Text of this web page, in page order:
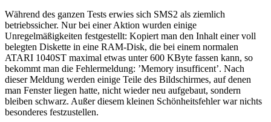
Während des ganzen Tests erwies sich SMS2 als ziemlich
betriebssicher. Nur bei einer Aktion wurden einige
Unregelmäßigkeiten festgestellt: Kopiert man den Inhalt einer voll
belegten Diskette in eine RAM-Disk, die bei einem normalen
ATARI 1040ST maximal etwas unter 600 KByte fassen kann, so
bekommt man die Fehlermeldung: ’Memory insufficent’. Nach
dieser Meldung werden einige Teile des Bildschirmes, auf denen
man Fenster liegen hatte, nicht wieder neu aufgebaut, sondern
bleiben schwarz. Außer diesem kleinen Schönheitsfehler war nichts
besonderes festzustellen.